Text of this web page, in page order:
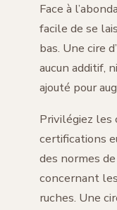
Face à
facile de se
bas. Une cire
aucun additif,
ajouté pour
Privilégiez les
certifications
des normes
concernant
ruches. Une